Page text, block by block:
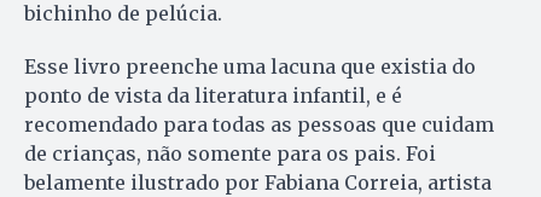
bichinho de pelúcia.
Esse livro preenche uma lacuna que existia do
ponto de vista da literatura infantil, e é
recomendado para todas as pessoas que cuidam
de crianças, não somente para os pais. Foi
belamente ilustrado por Fabiana Correia, artista